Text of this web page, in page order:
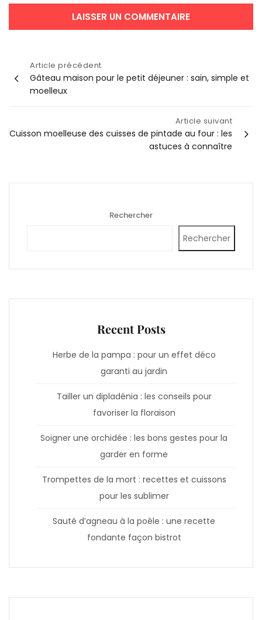
Navigation
de
l’article
Article précédent
Gâteau maison pour le petit déjeuner : sain, simple et
moelleux
Article suivant
Cuisson moelleuse des cuisses de pintade au four : les
astuces à connaître
Rechercher
Rechercher
Recent Posts
Herbe de la pampa : pour un effet déco
garanti au jardin
Tailler un dipladénia : les conseils pour
favoriser la floraison
Soigner une orchidée : les bons gestes pour la
garder en forme
Trompettes de la mort : recettes et cuissons
pour les sublimer
Sauté d’agneau à la poêle : une recette
fondante façon bistrot